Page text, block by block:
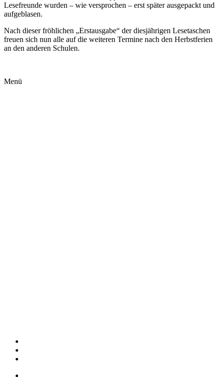
Lesefreunde wurden – wie versprochen – erst später ausgepackt und
aufgeblasen.
Nach dieser fröhlichen „Erstausgabe“ der diesjährigen Lesetaschen
freuen sich nun alle auf die weiteren Termine nach den Herbstferien
an den anderen Schulen.
Menü